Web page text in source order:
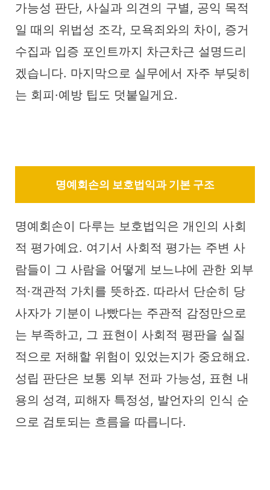
가능성 판단, 사실과 의견의 구별, 공익 목적
일 때의 위법성 조각, 모욕죄와의 차이, 증거
수집과 입증 포인트까지 차근차근 설명드리
겠습니다. 마지막으로 실무에서 자주 부딪히
는 회피·예방 팁도 덧붙일게요.
명예회손의 보호법익과 기본 구조
명예회손이 다루는 보호법익은 개인의 사회
적 평가예요. 여기서 사회적 평가는 주변 사
람들이 그 사람을 어떻게 보느냐에 관한 외부
적·객관적 가치를 뜻하죠. 따라서 단순히 당
사자가 기분이 나빴다는 주관적 감정만으로
는 부족하고, 그 표현이 사회적 평판을 실질
적으로 저해할 위험이 있었는지가 중요해요.
성립 판단은 보통 외부 전파 가능성, 표현 내
용의 성격, 피해자 특정성, 발언자의 인식 순
으로 검토되는 흐름을 따릅니다.